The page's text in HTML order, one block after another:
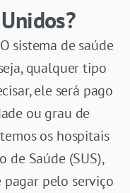
O sistema de saúde
qualquer tipo
ele será pago
ou grau de
os hospitais
de Saúde (SUS),
pagar pelo serviço